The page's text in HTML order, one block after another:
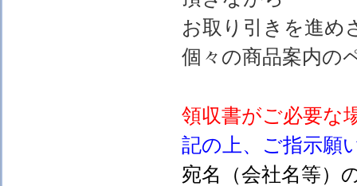
お取り引きを進め
個々の商品案内の
領収書がご必要な
記の上、ご指示願
宛名（会社名等）